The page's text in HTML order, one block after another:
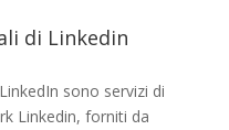
di Linkedin
sono servizi di
Linkedin, forniti da